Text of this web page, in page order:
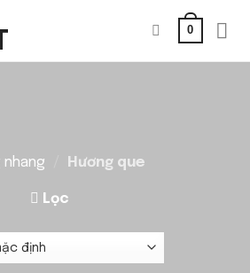
0
nhang Hương que
Lọc